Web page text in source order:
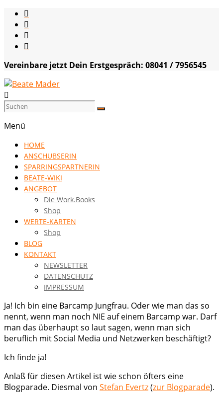
Skip
content
Vereinbare jetzt Dein Erstgespräch: 08041 / 7956545
Beate
Kommunikationsgenialistin
VISION
HOCH
DREI
Menü
HOME
ANSCHUBSERIN
SPARRINGSPARTNERIN
BEATE-WIKI
ANGEBOT
Die Work.Books
Shop
WERTE-KARTEN
Shop
BLOG
KONTAKT
NEWSLETTER
DATENSCHUTZ
IMPRESSUM
Ja! Ich bin eine Barcamp Jungfrau. Oder wie man das so
nennt, wenn man noch NIE auf einem Barcamp war. Darf
man das überhaupt so laut sagen, wenn man sich
beruflich mit Social Media und Netzwerken beschäftigt?
Ich finde ja!
Anlaß für diesen Artikel ist wie schon öfters eine
Blogparade. Diesmal von Stefan Evertz(zur Blogparade).